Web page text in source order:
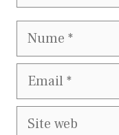
Nume
Email
Site